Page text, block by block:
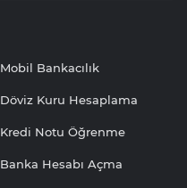
Mobil Bankacılık
Döviz Kuru Hesaplama
Kredi Notu Öğrenme
Banka Hesabı Açma